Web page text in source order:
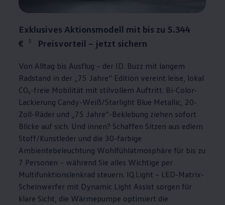
Exklusives Aktionsmodell mit bis zu 5.344
€
5 Preisvorteil – jetzt sichern
Von Alltag bis Ausflug – der ID. Buzz mit langem
Radstand in der „75 Jahre“ Edition vereint leise, lokal
CO₂-freie Mobilität mit stilvollem Auftritt. Bi-Color-
Lackierung Candy-Weiß/Starlight Blue Metallic, 20-
Zoll-Räder und „75 Jahre“-Beklebung ziehen sofort
Blicke auf sich. Und innen? Schaffen Sitzen aus edlem
Stoff/Kunstleder und die 30-farbige
Ambientebeleuchtung Wohlfühlatmosphäre für bis zu
7 Personen – während Sie alles Wichtige per
Multifunktionslenkrad steuern. IQ.Light – LED-Matrix-
Scheinwerfer mit Dynamic Light Assist sorgen für
klare Sicht, die Wärmepumpe optimiert die